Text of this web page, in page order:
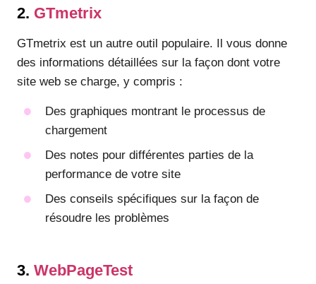
2. GTmetrix
GTmetrix est un autre outil populaire. Il vous donne
des informations détaillées sur la façon dont votre
site web se charge, y compris :
Des graphiques montrant le processus de
chargement
Des notes pour différentes parties de la
performance de votre site
Des conseils spécifiques sur la façon de
résoudre les problèmes
3. WebPageTest